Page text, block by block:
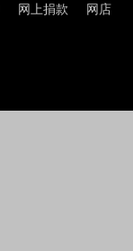
网上捐款 网店